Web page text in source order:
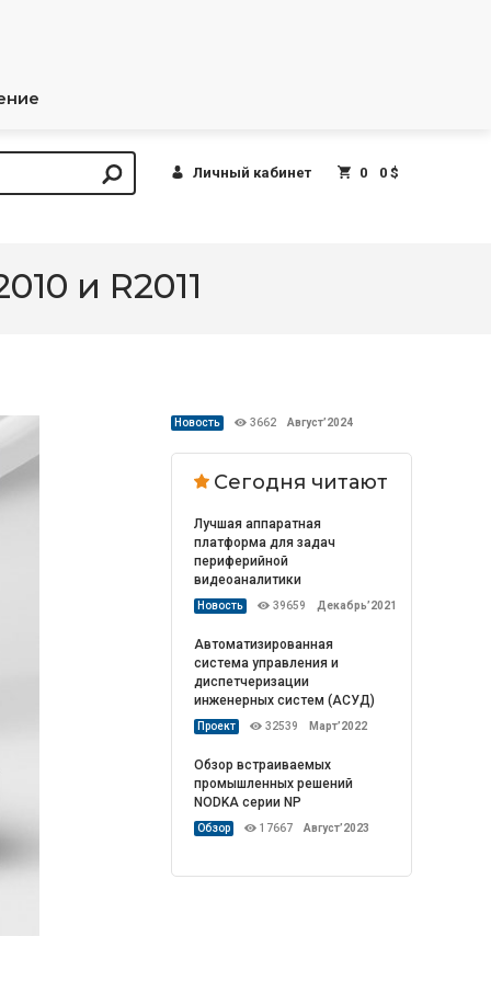
Личный кабинет 0 0 $
и R2011
Новость 3662 Август’2024
Сегодня читают
Лучшая аппаратная
платформа для задач
периферийной
видеоаналитики
Новость 39659 Декабрь’2021
Автоматизированная
система управления и
диспетчеризации
инженерных систем (АСУД)
Проект 32539 Март’2022
Обзор встраиваемых
промышленных решений
NODKA серии NP
Обзор 17667 Август’2023